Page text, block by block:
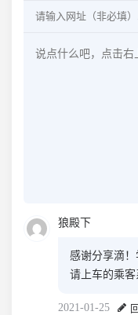
狼殿下
感谢分享滴！
请上车的乘
2021-01-25